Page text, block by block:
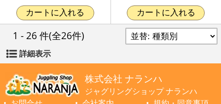
カートに入れる カートに入れる
1 - 26 件(全26件)
詳細表示
株式会社 ナランハ
ジャグリングショップ ナランハ